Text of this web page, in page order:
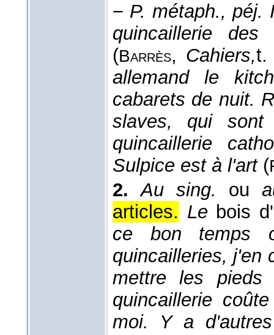
− P. métaph., péj.
quincaillerie
(Barrès, Cahiers,t.
allemand le
cabarets de nuit.
slaves, qui
quincaillerie
Sulpice est à l'art(
2. Au sing. ou
articles. Le bois
ce bon temps
quincailleries, j'en
mettre les pieds
quincaillerie
moi. Y a